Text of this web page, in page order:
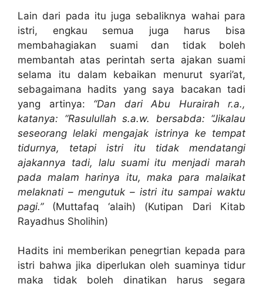
Lain dari pada itu juga sebaliknya wahai para
istri, engkau semua juga harus bisa
membahagiakan suami dan tidak boleh
membantah atas perintah serta ajakan suami
selama itu dalam kebaikan menurut syari’at,
sebagaimana hadits yang saya bacakan tadi
yang artinya: “Dan dari Abu Hurairah r.a.,
katanya: “Rasulullah s.a.w. bersabda: “Jikalau
seseorang lelaki mengajak istrinya ke tempat
tidurnya, tetapi istri itu tidak mendatangi
ajakannya tadi, lalu suami itu menjadi marah
pada malam harinya itu, maka para malaikat
melaknati – mengutuk – istri itu sampai waktu
pagi.”(Muttafaq ‘alaih) (Kutipan Dari Kitab
Rayadhus Sholihin)
Hadits ini memberikan penegrtian kepada para
istri bahwa jika diperlukan oleh suaminya tidur
maka tidak boleh dinatikan harus segara